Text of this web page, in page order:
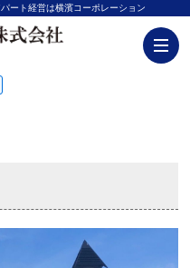
ート経営は横濱コーポレーション